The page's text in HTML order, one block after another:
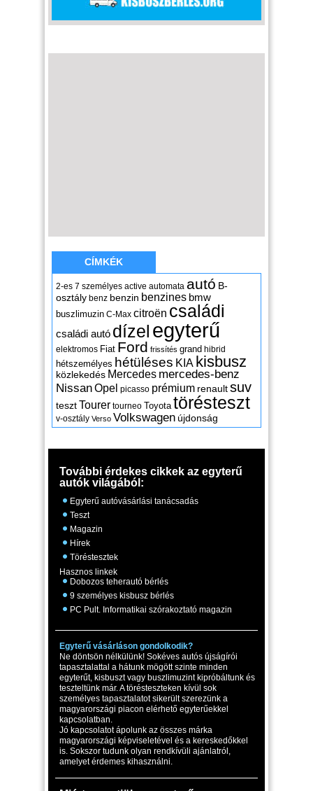
CÍMKÉK
2-es 7 személyes active automata autó B-
osztály benz benzin benzines bmw
buszlimuzin C-Max citroën családi
családi autó dízel egyterű
elektromos Fiat Ford frissítés grand hibrid
hétszemélyes hétüléses KIA kisbusz
közlekedés Mercedes mercedes-benz
NissanOpel picasso prémium renaultsuv
tesztTourer tourneo Toyota törésteszt
v-osztály Verso Volkswagen újdonság
További érdekes cikkek az egyterű
autók világából:
Egyterű autóvásárlási tanácsadás
Teszt
Magazin
Hírek
Töréstesztek
Hasznos linkek
Dobozos teherautó bérlés
9 személyes kisbusz bérlés
PC Pult. Informatikai szórakoztató magazin
Egyterű vásárláson gondolkodik?
Ne döntsön nélkülünk! Sokéves autós újságírói
tapasztalattal a hátunk mögött szinte minden
egyterűt, kisbuszt vagy buszlimuzint kipróbáltunk és
teszteltünk már. A törésteszteken kívül sok
személyes tapasztalatot sikerült szerezünk a
magyarországi piacon elérhető egyterűekkel
kapcsolatban.
Jó kapcsolatot ápolunk az összes márka
magyarországi képviseletével és a kereskedőkkel
is. Sokszor tudunk olyan rendkívüli ajánlatról,
amelyet érdemes kihasználni.